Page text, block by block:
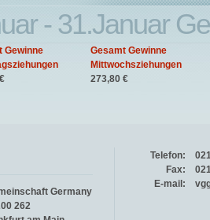
- 31.Januar
Gewinne
Gesamt Gewinne
Mittwochsziehungen
273,80 €
Germany
262
Telefon:
Fax:
E-mail: